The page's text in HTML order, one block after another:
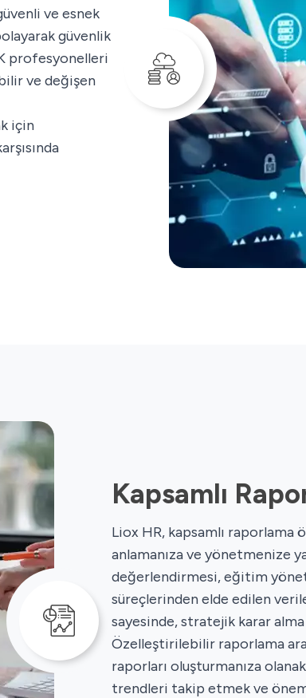
ve esnek
güvenlik
profesyonelleri
ve değişen
için
Kapsamlı
Liox HR, kapsamlı raporlama
anlamanıza ve yönetmenize
değerlendirmesi, eğitim
süreçlerinden elde edilen
sayesinde, stratejik karar
Özelleştirilebilir raporlama
raporları oluşturmanıza
trendleri takip etmek ve